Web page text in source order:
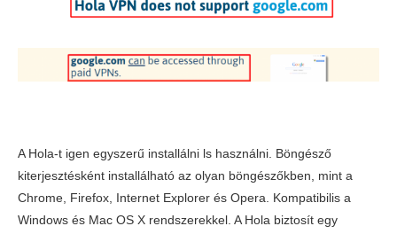
A Hola-t igen egyszerű installálni ls használni. Böngésző
kiterjesztésként installálható az olyan böngészőkben, mint a
Chrome, Firefox, Internet Explorer és Opera. Kompatibilis a
Windows és Mac OS X rendszerekkel. A Hola biztosít egy